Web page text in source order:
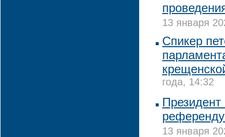
13 января
Спикер
года, 14:32
13 января